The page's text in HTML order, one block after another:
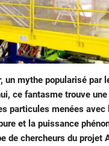
un mythe popularisé par
ce fantasme trouve
particules menées avec
et la puissance
chercheurs du projet